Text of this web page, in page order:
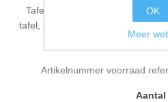
Tafelpapier in goede kwaliteit,
tafel, beschermt uw tafel, altijd
m
Artikelnummer voorraad
Aantal
OK
Meer